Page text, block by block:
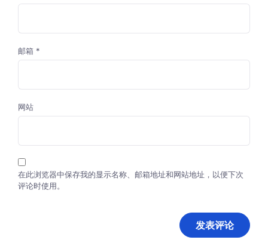
邮箱 *
网站
在此浏览器中保存我的显示名称、邮箱地址和网站地址，以便下次
评论时使用。